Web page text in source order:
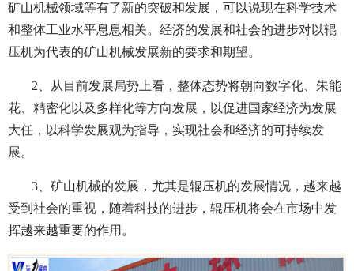
矿山机械领域等有了新的突破和发展，可以说现在科学技术
和整体工业水平息息相关。经济的发展和社会的进步对以辊
压机为代表的矿山机械发展新的要求和期望。
2、从目前发展局势上看，整体态势将朝向数字化、朱能
花、精密化以及多样化等方向发展，以促进国家经济为发展
大任，以科学发展观为指导，实现社会和经济的可持续发
展。
3、矿山机械的发展，尤其是辊压机的发展情况，越来越
受到社会的重视，随着科技的进步，辊压机将会在市场中发
挥越来越重要的作用。